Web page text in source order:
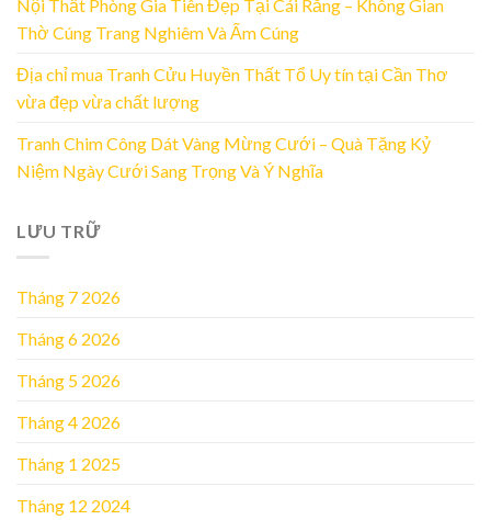
Nội Thất Phòng Gia Tiên Đẹp Tại Cái Răng – Không Gian
Thờ Cúng Trang Nghiêm Và Ấm Cúng
Địa chỉ mua Tranh Cửu Huyền Thất Tổ Uy tín tại Cần Thơ
vừa đẹp vừa chất lượng
Tranh Chim Công Dát Vàng Mừng Cưới – Quà Tặng Kỷ
Niệm Ngày Cưới Sang Trọng Và Ý Nghĩa
LƯU TRỮ
Tháng 7 2026
Tháng 6 2026
Tháng 5 2026
Tháng 4 2026
Tháng 1 2025
Tháng 12 2024